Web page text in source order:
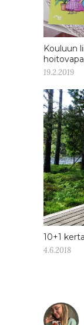
Kouluun
19.2.2019
10+1
4.6.2018